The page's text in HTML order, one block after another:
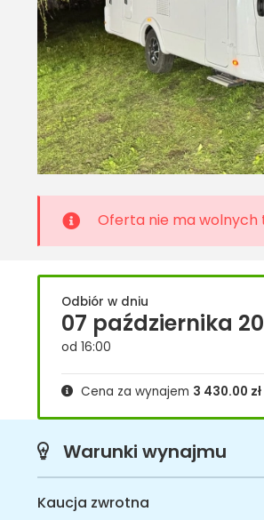
Oferta nie ma wolnych
Odbiór w dniu
07 października
od 16:00
Cena za wynajem 3 430.00 zł
Warunki wynajmu
Kaucja zwrotna